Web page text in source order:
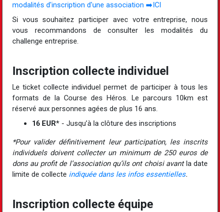
modalités d'inscription d'une association ➡️ICI
Si vous souhaitez participer avec votre entreprise, nous
vous recommandons de consulter les modalités du
challenge entreprise.
Inscription collecte individuel
Le ticket collecte individuel permet de participer à tous les
formats de la Course des Héros. Le parcours 10km est
réservé aux personnes agées de plus 16 ans.
16 EUR* - Jusqu’à la clôture des inscriptions
*Pour valider définitivement leur participation, les inscrits
individuels doivent collecter un minimum de 250 euros de
dons au profit de l’association qu’ils ont choisi avantla date
limite de collecte indiquée dans les infos essentielles.
Inscription collecte équipe